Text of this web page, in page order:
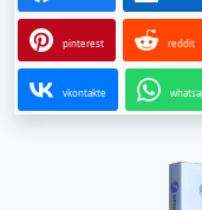
pinterest reddit
vkontakte